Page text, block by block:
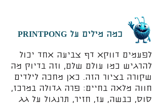
כמה מילים על PRINTPONG
לפעמים דווקא דף צביעה אחד יכול
להרגיש כמו עולם שלם, וזה בדיוק מה
שקורה בציור הזה. כאן מחכה לילדים
חווה מלאה בחיים: פרה גדולה במרכז,
סוס, כבשה, עז, חזיר, תרנגול על גג